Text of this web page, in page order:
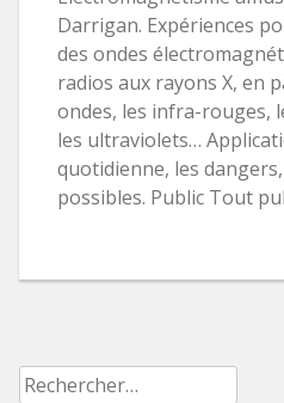
Darrigan. Expériences
des ondes
radios aux rayons X, en
ondes, les infra-rouges,
les ultraviolets…
quotidienne, les
possibles. Public Tout
des
Rechercher :